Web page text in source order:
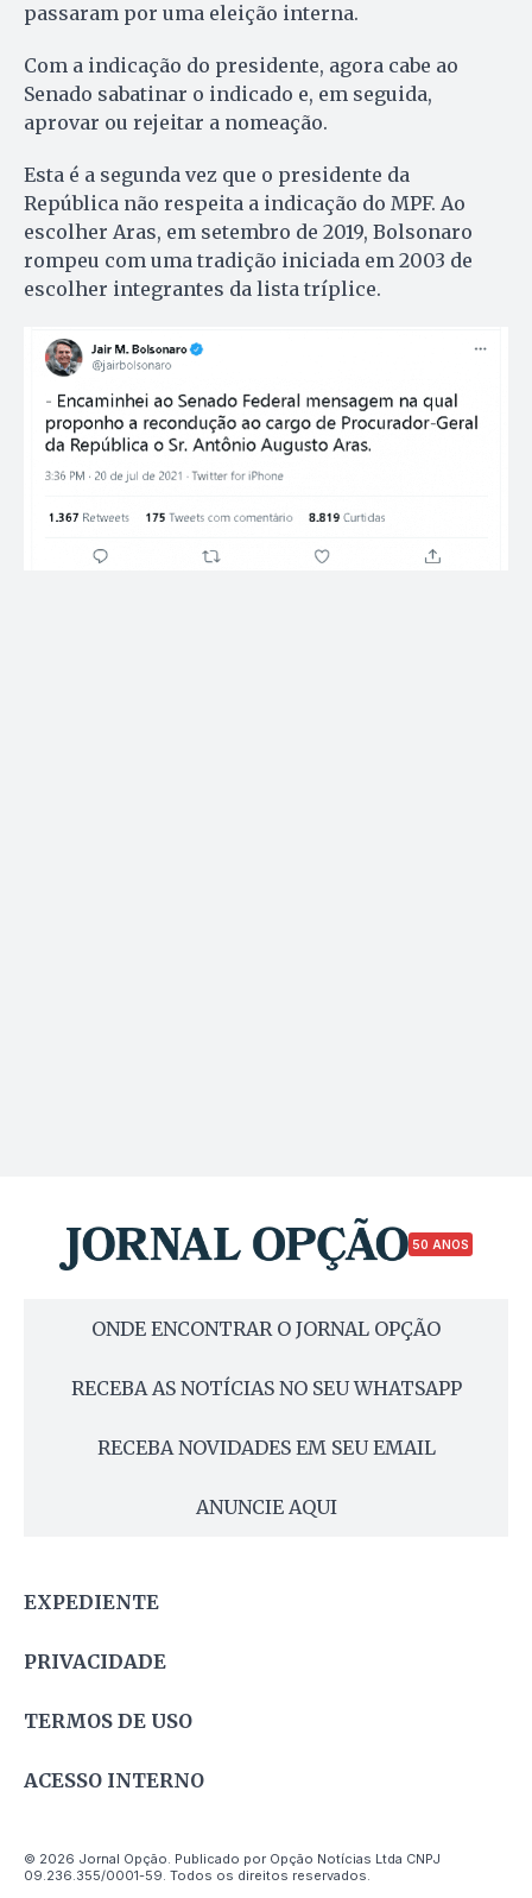
passaram por uma eleição interna.
Com a indicação do presidente, agora cabe ao
Senado sabatinar o indicado e, em seguida,
aprovar ou rejeitar a nomeação.
Esta é a segunda vez que o presidente da
República não respeita a indicação do MPF. Ao
escolher Aras, em setembro de 2019, Bolsonaro
rompeu com uma tradição iniciada em 2003 de
escolher integrantes da lista tríplice.
50 ANOS
ONDE ENCONTRAR O JORNAL OPÇÃO
RECEBA AS NOTÍCIAS NO SEU WHATSAPP
RECEBA NOVIDADES EM SEU EMAIL
ANUNCIE AQUI
EXPEDIENTE
PRIVACIDADE
TERMOS DE USO
ACESSO INTERNO
© 2026 Jornal Opção. Publicado por Opção Notícias Ltda CNPJ
09.236.355/0001-59. Todos os direitos reservados.